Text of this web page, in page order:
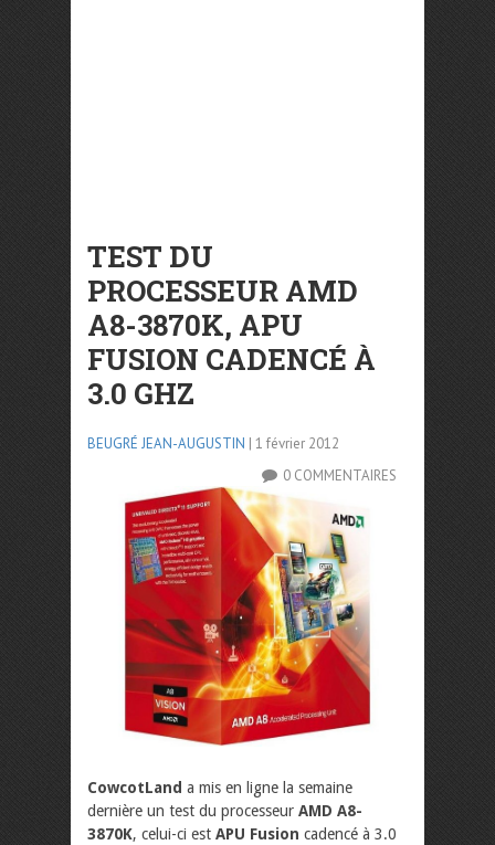
TEST DU
PROCESSEUR AMD
A8-3870K, APU
FUSION CADENCÉ À
3.0 GHZ
BEUGRÉ JEAN-AUGUSTIN | 1 février 2012
0 COMMENTAIRES
CowcotLand a mis en ligne la semaine
dernière un test du processeur AMD A8-
3870K, celui-ci est APU Fusion cadencé à 3.0